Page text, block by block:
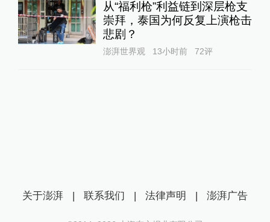
从“福利枪”利益链到深层枪支
崇拜，泰国为何反复上演枪击
悲剧？
澎湃世界观 13小时前 72评
关于澎湃 | 联系我们 | 法律声明 | 澎湃广告